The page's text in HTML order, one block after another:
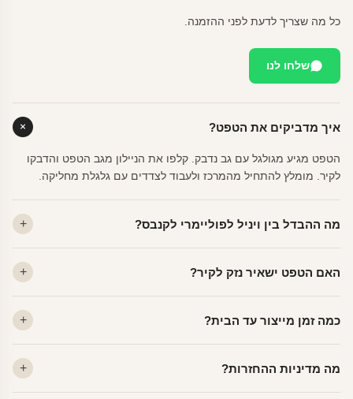
כל מה שצריך לדעת לפני ההזמנה.
שלחו לנו
איך מדביקים את הטפט?
הטפט מגיע מגולגל עם גב נדבק. קלפו את הניילון מגב הטפט והדבקו
לקיר. מומלץ להתחיל מהמרכז ולעבוד לצדדים עם גלגלת מחליקה.
מה ההבדל בין ויניל לפוליימרי לקנבס?
פרמיום. קנבס — בד אמנותי יוקרתי, מט.
האם הטפט ישאיר נזק לקיר?
מתאים לקיר מטויח, גבס, קרמיקה וזכוכית.
כמה זמן מייצור עד הבית?
יוצאות באותו יום.
מה מדיניות ההחזרות?